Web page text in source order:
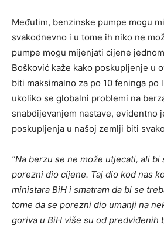
Međutim, benzinske pumpe mogu
svakodnevno i u tome ih niko ne
pumpe mogu mijenjati cijene
Bošković kaže kako poskupljenje u
biti maksimalno za po 10 feninga po
ukoliko se globalni problemi na
snabdijevanjem nastave, evidentno
poskupljenja u našoj zemlji biti
“Na berzu se ne može utjecati, ali
porezni dio cijene. Taj dio kod nas
ministara BiH i smatram da bi se
tome da se porezni dio umanji na
goriva u BiH više su od predviđenih